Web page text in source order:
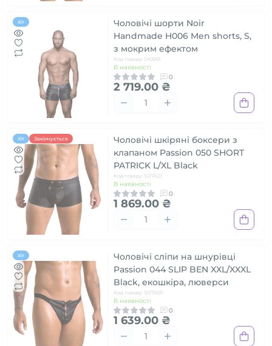
Хіт
Чоловічі шорти Noir
Handmade H006 Men shorts, S,
з мокрим ефектом
Код товару: SX0001
В наявності
0
2 719.00 ₴
Хіт Закінчується
Чоловічі шкіряні боксери з
клапаном Passion 050 SHORT
PATRICK L/XL Black
Код товару: SO7621
В наявності
0
1 869.00 ₴
Хіт
Чоловічі сліпи на шнурівці
Passion 044 SLIP BEN XXL/XXXL
Black, екошкіра, люверси
Код товару: SO7605
В наявності
0
1 639.00 ₴